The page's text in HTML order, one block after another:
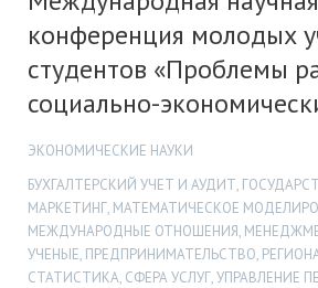
конференция молодых
студентов «Проблемы
социально-
ЭКОНОМИЧЕСКИЕ НАУКИ
БУХГАЛТЕРСКИЙ УЧЕТ И АУДИТ,
МАРКЕТИНГ, МАТЕМАТИЧЕСКОЕ
МЕЖДУНАРОДНЫЕ ОТНОШЕНИЯ,
УЧЕНЫЕ, ПРЕДПРИНИМАТЕЛЬСТВО,
СТАТИСТИКА, СФЕРА УСЛУГ, УПРАВЛЕНИЕ